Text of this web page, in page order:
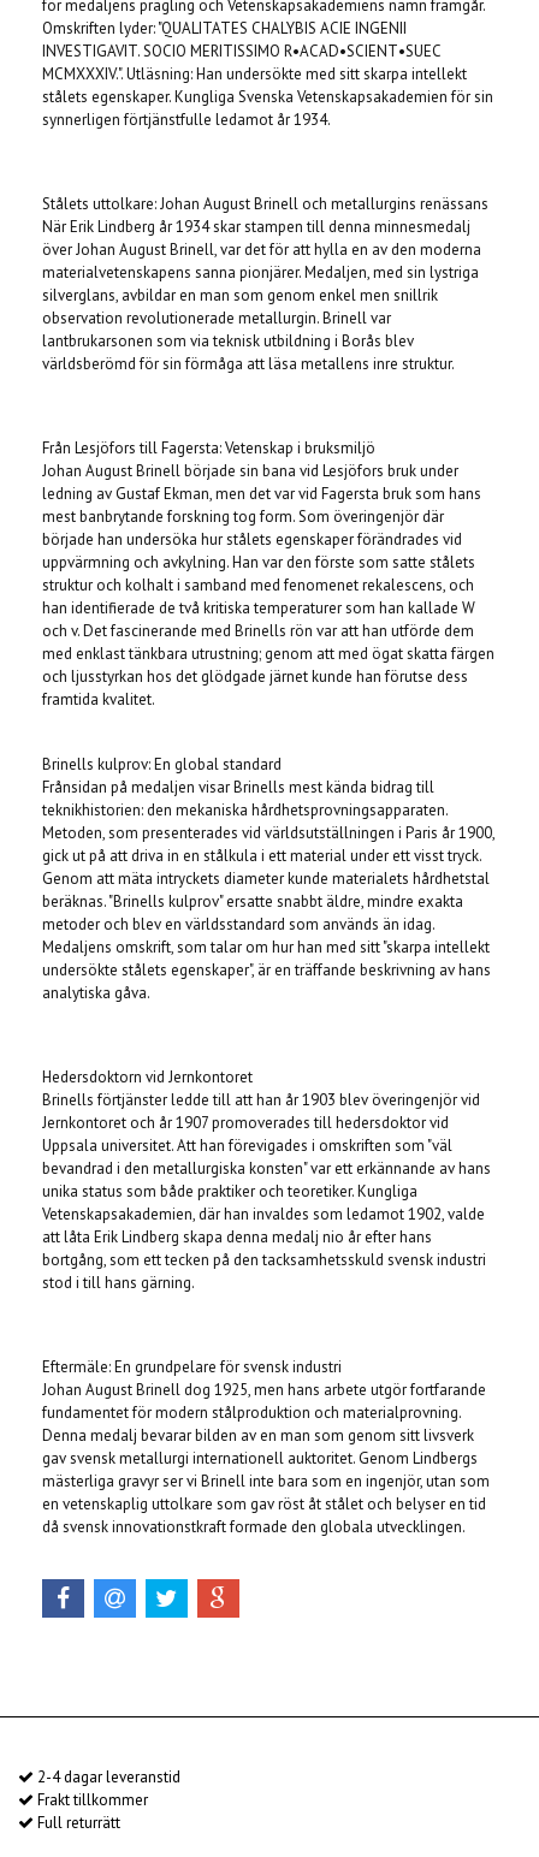
för medaljens prägling och Vetenskapsakademiens namn framgår.
Omskriften lyder: "QUALITATES CHALYBIS ACIE INGENII
INVESTIGAVIT. SOCIO MERITISSIMO R•ACAD•SCIENT•SUEC
MCMXXXIV.". Utläsning: Han undersökte med sitt skarpa intellekt
stålets egenskaper. Kungliga Svenska Vetenskapsakademien för sin
synnerligen förtjänstfulle ledamot år 1934.
Stålets uttolkare: Johan August Brinell och metallurgins renässans
När Erik Lindberg år 1934 skar stampen till denna minnesmedalj
över Johan August Brinell, var det för att hylla en av den moderna
materialvetenskapens sanna pionjärer. Medaljen, med sin lystriga
silverglans, avbildar en man som genom enkel men snillrik
observation revolutionerade metallurgin. Brinell var
lantbrukarsonen som via teknisk utbildning i Borås blev
världsberömd för sin förmåga att läsa metallens inre struktur.
Från Lesjöfors till Fagersta: Vetenskap i bruksmiljö
Johan August Brinell började sin bana vid Lesjöfors bruk under
ledning av Gustaf Ekman, men det var vid Fagersta bruk som hans
mest banbrytande forskning tog form. Som överingenjör där
började han undersöka hur stålets egenskaper förändrades vid
uppvärmning och avkylning. Han var den förste som satte stålets
struktur och kolhalt i samband med fenomenet rekalescens, och
han identifierade de två kritiska temperaturer som han kallade W
och v. Det fascinerande med Brinells rön var att han utförde dem
med enklast tänkbara utrustning; genom att med ögat skatta färgen
och ljusstyrkan hos det glödgade järnet kunde han förutse dess
framtida kvalitet.
Brinells kulprov: En global standard
Frånsidan på medaljen visar Brinells mest kända bidrag till
teknikhistorien: den mekaniska hårdhetsprovningsapparaten.
Metoden, som presenterades vid världsutställningen i Paris år 1900,
gick ut på att driva in en stålkula i ett material under ett visst tryck.
Genom att mäta intryckets diameter kunde materialets hårdhetstal
beräknas. "Brinells kulprov" ersatte snabbt äldre, mindre exakta
metoder och blev en världsstandard som används än idag.
Medaljens omskrift, som talar om hur han med sitt "skarpa intellekt
undersökte stålets egenskaper", är en träffande beskrivning av hans
analytiska gåva.
Hedersdoktorn vid Jernkontoret
Brinells förtjänster ledde till att han år 1903 blev överingenjör vid
Jernkontoret och år 1907 promoverades till hedersdoktor vid
Uppsala universitet. Att han förevigades i omskriften som "väl
bevandrad i den metallurgiska konsten" var ett erkännande av hans
unika status som både praktiker och teoretiker. Kungliga
Vetenskapsakademien, där han invaldes som ledamot 1902, valde
att låta Erik Lindberg skapa denna medalj nio år efter hans
bortgång, som ett tecken på den tacksamhetsskuld svensk industri
stod i till hans gärning.
Eftermäle: En grundpelare för svensk industri
Johan August Brinell dog 1925, men hans arbete utgör fortfarande
fundamentet för modern stålproduktion och materialprovning.
Denna medalj bevarar bilden av en man som genom sitt livsverk
gav svensk metallurgi internationell auktoritet. Genom Lindbergs
mästerliga gravyr ser vi Brinell inte bara som en ingenjör, utan som
en vetenskaplig uttolkare som gav röst åt stålet och belyser en tid
då svensk innovationstkraft formade den globala utvecklingen.
2-4 dagar leveranstid
Frakt tillkommer
Full returrätt